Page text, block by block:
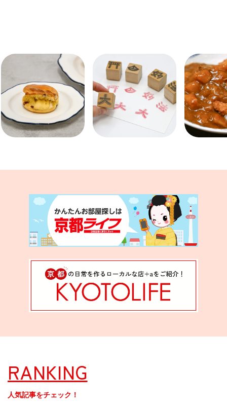
紹介します。
おすすめのイベント
RANKING
人気記事をチェック！